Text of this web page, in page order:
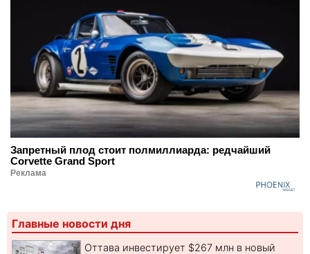
Запретный плод стоит полмиллиарда: редчайший
Corvette Grand Sport
Реклама
Главные новости дня
Оттава инвестирует $267 млн в новый